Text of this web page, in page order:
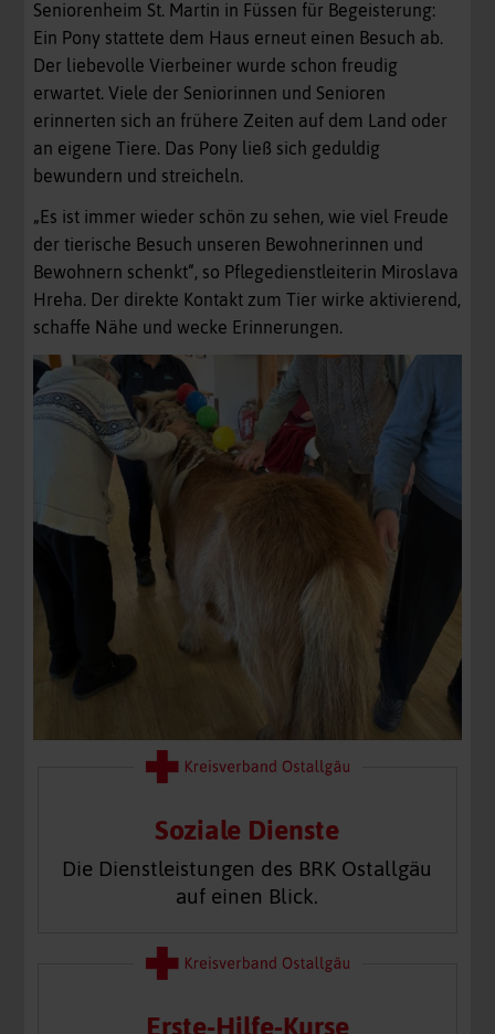
Seniorenheim St. Martin in Füssen für Begeisterung:
Ein Pony stattete dem Haus erneut einen Besuch ab.
Der liebevolle Vierbeiner wurde schon freudig
erwartet. Viele der Seniorinnen und Senioren
erinnerten sich an frühere Zeiten auf dem Land oder
an eigene Tiere. Das Pony ließ sich geduldig
bewundern und streicheln.
„Es ist immer wieder schön zu sehen, wie viel Freude
der tierische Besuch unseren Bewohnerinnen und
Bewohnern schenkt“, so Pflegedienstleiterin Miroslava
Hreha. Der direkte Kontakt zum Tier wirke aktivierend,
schaffe Nähe und wecke Erinnerungen.
Soziale Dienste
Die Dienstleistungen des BRK Ostallgäu
auf einen Blick.
Erste-Hilfe-Kurse